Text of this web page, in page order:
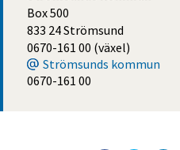
Box 500
833 24 Strömsund
0670-161 00 (växel)
Strömsunds kommun
0670-161 00